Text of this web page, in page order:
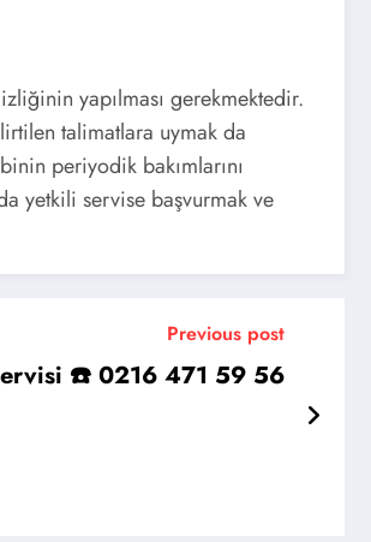
yapılması gerekmektedir.
talimatlara uymak da
periyodik bakımlarını
yetkili servise başvurmak ve
Previous post
☎️ 0216 471 59 56